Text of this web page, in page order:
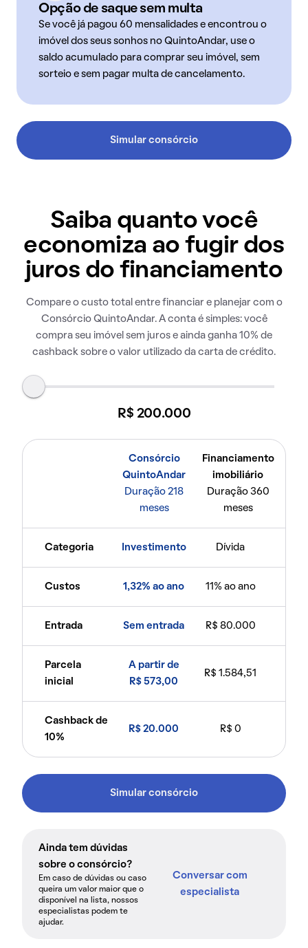
Opção de saque sem multa
Se você já pagou 60 mensalidades e encontrou o
imóvel dos seus sonhos no QuintoAndar, use o
saldo acumulado para comprar seu imóvel, sem
sorteio e sem pagar multa de cancelamento.
Simular consórcio
Saiba quanto você
economiza ao fugir dos
juros do financiamento
Compare o custo total entre financiar e planejar com o
Consórcio QuintoAndar. A conta é simples: você
compra seu imóvel sem juros e ainda ganha 10% de
cashback sobre o valor utilizado da carta de crédito.
R$ 200.000
Consórcio
QuintoAndar
Duração 218
meses
Financiamento
imobiliário
Duração 360
meses
Categoria Investimento Dívida
Custos 1,32% ao ano 11% ao ano
Entrada Sem entrada R$ 80.000
Parcela
inicial
A partir de
R$ 573,00
R$ 1.584,51
Cashback de
10%
R$ 20.000 R$ 0
Simular consórcio
Ainda tem dúvidas
sobre o consórcio?
Em caso de dúvidas ou caso
queira um valor maior que o
disponível na lista, nossos
especialistas podem te
ajudar.
Conversar com
especialista